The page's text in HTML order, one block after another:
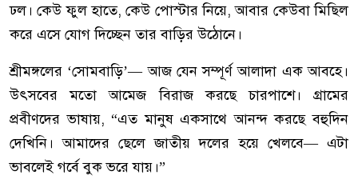
ঢল। কেউ ফুল হাতে, কেউ পোস্টার নিয়ে, আবার কেউবা মিছিল
করে এসে যোগ দিচ্ছেন তার বাড়ির উঠোনে।
শ্রীমঙ্গলের ‘সোমবাড়ি’— আজ যেন সম্পূর্ণ আলাদা এক আবহে।
উৎসবের মতো আমেজ বিরাজ করছে চারপাশে। গ্রামের
প্রবীণদের ভাষায়, “এত মানুষ একসাথে আনন্দ করছে বহুদিন
দেখিনি। আমাদের ছেলে জাতীয় দলের হয়ে খেলবে— এটা
ভাবলেই গর্বে বুক ভরে যায়।”